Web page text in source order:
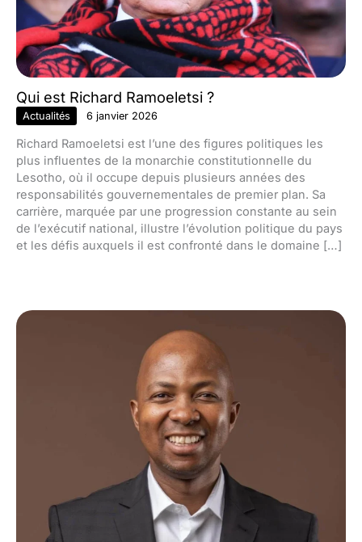
Qui est Richard Ramoeletsi ?
Actualités 6 janvier 2026
Richard Ramoeletsi est l’une des figures politiques les
plus influentes de la monarchie constitutionnelle du
Lesotho, où il occupe depuis plusieurs années des
responsabilités gouvernementales de premier plan. Sa
carrière, marquée par une progression constante au sein
de l’exécutif national, illustre l’évolution politique du pays
et les défis auxquels il est confronté dans le domaine […]